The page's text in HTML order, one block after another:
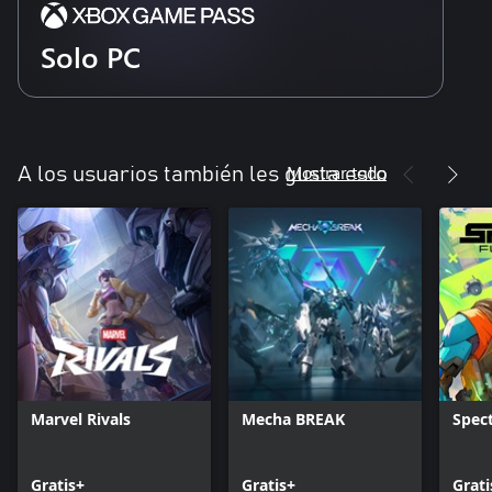
Solo PC
A los usuarios también les gusta esto
Mostrar todo
Marvel Rivals
Gratis+
Mecha BREAK
Gratis+